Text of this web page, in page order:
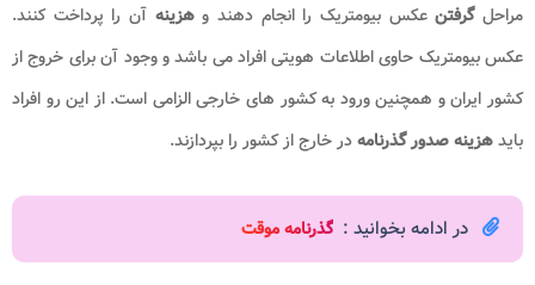
مراحلگرفتنعکس بیومتریک را انجام دهند وهزینه آن را پرداخت کنند.
عکس بیومتریک حاوی اطلاعات هویتی افراد می باشد و وجود آن برای خروج از
کشور ایران و همچنین ورود به کشور های خارجی الزامی است. از این رو افراد
بایدهزینه صدور گذرنامهدر خارج از کشور را بپردازند.
در ادامه بخوانید : گذرنامه موقت